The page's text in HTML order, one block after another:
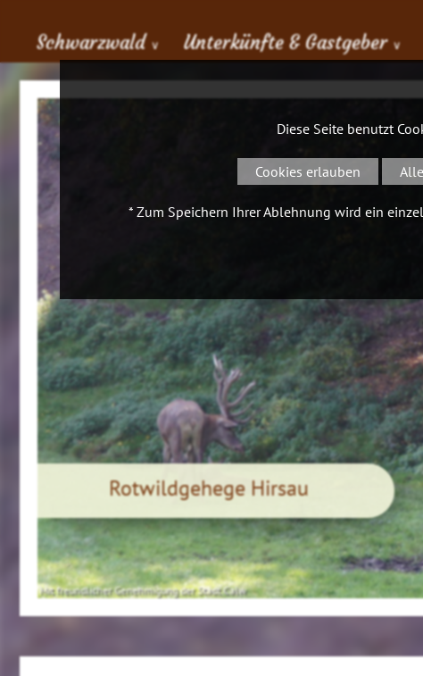
Schwarzwald ∨ Unterkünfte & Gastgeber ∨
Mit freundlicher Genehmigung der Stadt Calw
Rotwildgehege Hirsau
Diese Seite benutzt
Cookies erlauben
* Zum Speichern Ihrer Ablehnung wird ein